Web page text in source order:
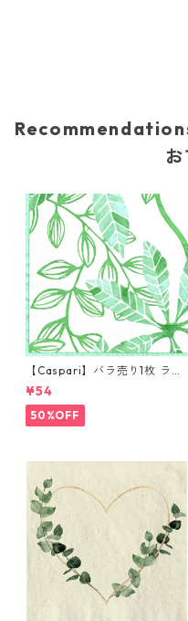
【Caspari】バラ売り1枚 ラン
チサイズ ペーパーナプキン LE
AF パール×グリーン
¥54
50%OFF